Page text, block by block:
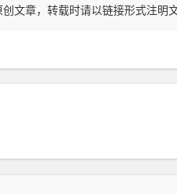
文章，转载时请以链接形式注明文